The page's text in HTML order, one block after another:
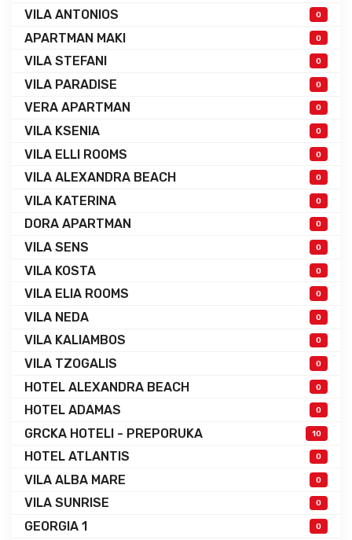
VILA ANTONIOS 0
APARTMAN MAKI 0
VILA STEFANI 0
VILA PARADISE 0
VERA APARTMAN 0
VILA KSENIA 0
VILA ELLI ROOMS 0
VILA ALEXANDRA BEACH 0
VILA KATERINA 0
DORA APARTMAN 0
VILA SENS 0
VILA KOSTA 0
VILA ELIA ROOMS 0
VILA NEDA 0
VILA KALIAMBOS 0
VILA TZOGALIS 0
HOTEL ALEXANDRA BEACH 0
HOTEL ADAMAS 0
GRCKA HOTELI - PREPORUKA 10
HOTEL ATLANTIS 0
VILA ALBA MARE 0
VILA SUNRISE 0
GEORGIA 1 0